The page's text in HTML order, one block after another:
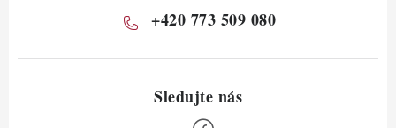
+420 773 509 080